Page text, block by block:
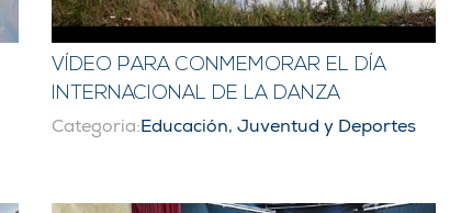
VÍDEO PARA CONMEMORAR EL DÍA
INTERNACIONAL DE LA DANZA
Categoria:Educación, Juventud y Deportes